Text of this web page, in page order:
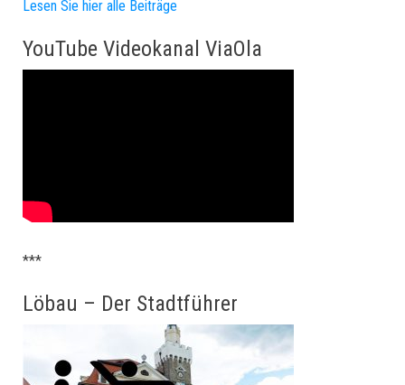
Lesen Sie hier alle Beiträge
YouTube Videokanal ViaOla
***
Löbau – Der Stadtführer